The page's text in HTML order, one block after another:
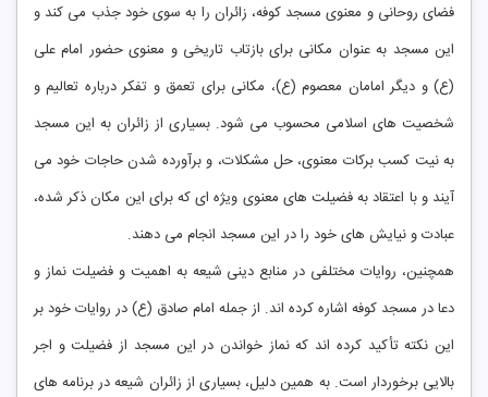
فضای روحانی و معنوی مسجد کوفه، زائران را به سوی خود جذب می کند و
این مسجد به عنوان مکانی برای بازتاب تاریخی و معنوی حضور امام علی
(ع) و دیگر امامان معصوم (ع)، مکانی برای تعمق و تفکر درباره تعالیم و
شخصیت های اسلامی محسوب می شود. بسیاری از زائران به این مسجد
به نیت کسب برکات معنوی، حل مشکلات، و برآورده شدن حاجات خود می
آیند و با اعتقاد به فضیلت های معنوی ویژه ای که برای این مکان ذکر شده،
عبادت و نیایش های خود را در این مسجد انجام می دهند.
همچنین، روایات مختلفی در منابع دینی شیعه به اهمیت و فضیلت نماز و
دعا در مسجد کوفه اشاره کرده اند. از جمله امام صادق (ع) در روایات خود بر
این نکته تأکید کرده اند که نماز خواندن در این مسجد از فضیلت و اجر
بالایی برخوردار است. به همین دلیل، بسیاری از زائران شیعه در برنامه های